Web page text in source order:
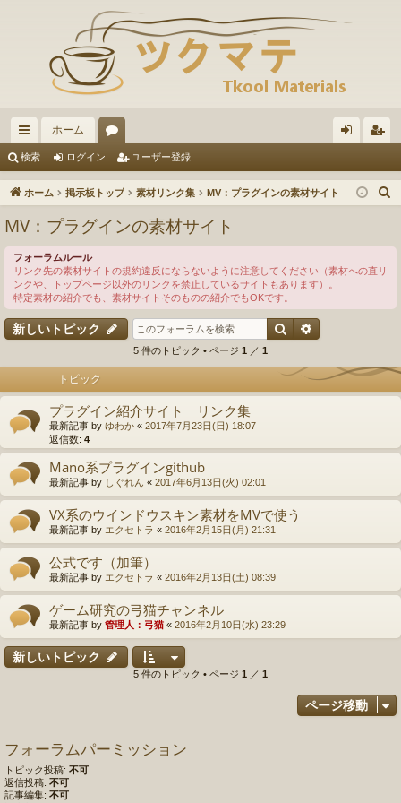
イ
ッ
ン
ク
ホーム
ー
ム
イ ザ
録
検索 ログイン ユーザー登録
ホーム 掲示板トップ 素材リンク集 MV：プラグインの素材サイト
MV：プラグインの素材サイト
フォーラムルール
リンク先の素材サイトの規約違反にならないように注意してください（素材への直リ
ンクや、トップページ以外のリンクを禁止しているサイトもあります）。
特定素材の紹介でも、素材サイトそのものの紹介でもOKです。
新しいトピック 検索
5 件のトピック • ページ 1 ／ 1
トピック
プラグイン紹介サイト リンク集
最新記事 by ゆわか « 2017年7月23日(日) 18:07
返信数: 4
Mano系プラグインgithub
最新記事 by しぐれん « 2017年6月13日(火) 02:01
VX系のウインドウスキン素材をMVで使う
最新記事 by エクセトラ « 2016年2月15日(月) 21:31
公式です（加筆）
最新記事 by エクセトラ « 2016年2月13日(土) 08:39
ゲーム研究の弓猫チャンネル
最新記事 by 管理人：弓猫 « 2016年2月10日(水) 23:29
新しいトピック
5 件のトピック • ページ 1 ／ 1
ページ移動
フォーラムパーミッション
トピック投稿: 不可
返信投稿: 不可
記事編集: 不可